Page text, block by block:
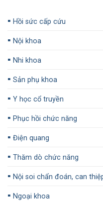
▪️ Hồi sức cấp cứu
▪️ Nội khoa
▪️ Nhi khoa
▪️ Sản phụ khoa
▪️ Y học cổ truyền
▪️ Phục hồi chức năng
▪️ Điện quang
▪️ Thăm dò chức năng
▪️ Nội soi chẩn đoán, can
▪️ Ngoại khoa